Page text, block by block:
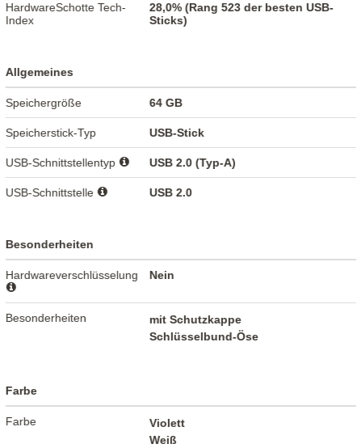
HardwareSchotte Tech-
Index
28,0% (Rang 523 der besten USB-
Sticks)
Allgemeines
Speichergröße 64 GB
Speicherstick-Typ USB-Stick
USB-Schnittstellentyp USB 2.0 (Typ-A)
USB-Schnittstelle USB 2.0
Besonderheiten
Hardwareverschlüsselung Nein
Besonderheiten
mit Schutzkappe
Schlüsselbund-Öse
Farbe
Farbe
Violett
Weiß